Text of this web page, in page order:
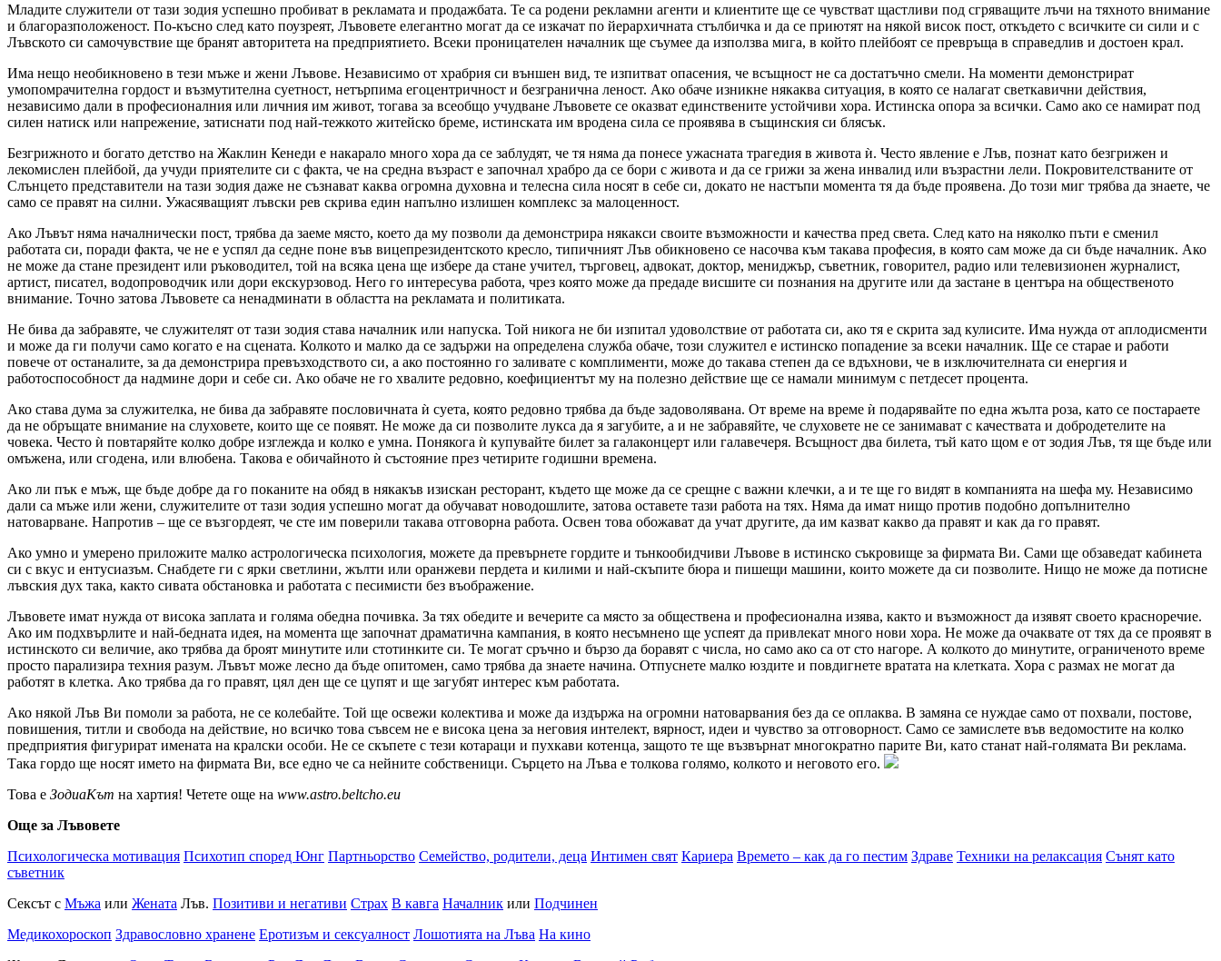
Младите служители от тази зодия успешно пробиват в рекламата и продажбата. Те са родени рекламни агенти и клиентите ще се чувстват щастливи под сгряващите лъчи на тяхното внимание
и благоразположеност. По-късно след като поузреят, Лъвовете елегантно могат да се изкачат по йерархичната стълбичка и да се приютят на някой висок пост, откъдето с всичките си сили и с
Лъвското си самочувствие ще бранят авторитета на предприятието. Всеки проницателен началник ще съумее да използва мига, в който плейбоят се превръща в справедлив и достоен крал.
Има нещо необикновено в тези мъже и жени Лъвове. Независимо от храбрия си външен вид, те изпитват опасения, че всъщност не са достатъчно смели. На моменти демонстрират
умопомрачителна гордост и възмутителна суетност, нетърпима егоцентричност и безгранична леност. Ако обаче изникне някаква ситуация, в която се налагат светкавични действия,
независимо дали в професионалния или личния им живот, тогава за всеобщо учудване Лъвовете се оказват единствените устойчиви хора. Истинска опора за всички. Само ако се намират под
силен натиск или напрежение, затиснати под най-тежкото житейско бреме, истинската им вродена сила се проявява в същинския си блясък.
Безгрижното и богато детство на Жаклин Кенеди е накарало много хора да се заблудят, че тя няма да понесе ужасната трагедия в живота ѝ. Често явление е Лъв, познат като безгрижен и
лекомислен плейбой, да учуди приятелите си с факта, че на средна възраст е започнал храбро да се бори с живота и да се грижи за жена инвалид или възрастни лели. Покровителстваните от
Слънцето представители на тази зодия даже не съзнават каква огромна духовна и телесна сила носят в себе си, докато не настъпи момента тя да бъде проявена. До този миг трябва да знаете, че
само се правят на силни. Ужасяващият лъвски рев скрива един напълно излишен комплекс за малоценност.
Ако Лъвът няма началнически пост, трябва да заеме място, което да му позволи да демонстрира някакси своите възможности и качества пред света. След като на няколко пъти е сменил
работата си, поради факта, че не е успял да седне поне във вицепрезидентското кресло, типичният Лъв обикновено се насочва към такава професия, в която сам може да си бъде началник. Ако
не може да стане президент или ръководител, той на всяка цена ще избере да стане учител, търговец, адвокат, доктор, мениджър, съветник, говорител, радио или телевизионен журналист,
артист, писател, водопроводчик или дори екскурзовод. Него го интересува работа, чрез която може да предаде висшите си познания на другите или да застане в центъра на общественото
внимание. Точно затова Лъвовете са ненадминати в областта на рекламата и политиката.
Не бива да забравяте, че служителят от тази зодия става началник или напуска. Той никога не би изпитал удоволствие от работата си, ако тя е скрита зад кулисите. Има нужда от аплодисменти
и може да ги получи само когато е на сцената. Колкото и малко да се задържи на определена служба обаче, този служител е истинско попадение за всеки началник. Ще се старае и работи
повече от останалите, за да демонстрира превъзходството си, а ако постоянно го заливате с комплименти, може до такава степен да се вдъхнови, че в изключителната си енергия и
работоспособност да надмине дори и себе си. Ако обаче не го хвалите редовно, коефициентът му на полезно действие ще се намали минимум с петдесет процента.
Ако става дума за служителка, не бива да забравяте пословичната ѝ суета, която редовно трябва да бъде задоволявана. От време на време ѝ подарявайте по една жълта роза, като се постараете
да не обръщате внимание на слуховете, които ще се появят. Не може да си позволите лукса да я загубите, а и не забравяйте, че слуховете не се занимават с качествата и добродетелите на
човека. Често ѝ повтаряйте колко добре изглежда и колко е умна. Понякога ѝ купувайте билет за галаконцерт или галавечеря. Всъщност два билета, тъй като щом е от зодия Лъв, тя ще бъде или
омъжена, или сгодена, или влюбена. Такова е обичайното ѝ състояние през четирите годишни времена.
Ако ли пък е мъж, ще бъде добре да го поканите на обяд в някакъв изискан ресторант, където ще може да се срещне с важни клечки, а и те ще го видят в компанията на шефа му. Независимо
дали са мъже или жени, служителите от тази зодия успешно могат да обучават новодошлите, затова оставете тази работа на тях. Няма да имат нищо против подобно допълнително
натоварване. Напротив – ще се възгордеят, че сте им поверили такава отговорна работа. Освен това обожават да учат другите, да им казват какво да правят и как да го правят.
Ако умно и умерено приложите малко астрологическа психология, можете да превърнете гордите и тьнкообидчиви Лъвове в истинско съкровище за фирмата Ви. Сами ще обзаведат кабинета
си с вкус и ентусиазъм. Снабдете ги с ярки светлини, жълти или оранжеви пердета и килими и най-скъпите бюра и пишещи машини, които можете да си позволите. Нищо не може да потисне
лъвския дух така, както сивата обстановка и работата с песимисти без въображение.
Лъвовете имат нужда от висока заплата и голяма обедна почивка. За тях обедите и вечерите са място за обществена и професионална изява, както и възможност да изявят своето красноречие.
Ако им подхвърлите и най-бедната идея, на момента ще започнат драматична кампания, в която несъмнено ще успеят да привлекат много нови хора. Не може да очаквате от тях да се проявят в
истинското си величие, ако трябва да броят минутите или стотинките си. Те могат сръчно и бързо да боравят с числа, но само ако са от сто нагоре. А колкото до минутите, ограниченото време
просто парализира техния разум. Лъвът може лесно да бъде опитомен, само трябва да знаете начина. Отпуснете малко юздите и повдигнете вратата на клетката. Хора с размах не могат да
работят в клетка. Ако трябва да го правят, цял ден ще се цупят и ще загубят интерес към работата.
Ако някой Лъв Ви помоли за работа, не се колебайте. Той ще освежи колектива и може да издържа на огромни натоварвания без да се оплаква. В замяна се нуждае само от похвали, постове,
повишения, титли и свобода на действие, но всичко това съвсем не е висока цена за неговия интелект, вярност, идеи и чувство за отговорност. Само се замислете във ведомостите на колко
предприятия фигурират имената на кралски особи. Не се скъпете с тези котараци и пухкави котенца, защото те ще възвърнат многократно парите Ви, като станат най-голямата Ви реклама.
Така гордо ще носят името на фирмата Ви, все едно че са нейните собственици. Сърцето на Лъва е толкова голямо, колкото и неговото его.
Това е ЗодиаКът на хартия! Четете още на www.astro.beltcho.eu
Още за Лъвовете
Психологическа мотивация Психотип според Юнг Партньорство Семейство, родители, деца Интимен свят Кариера Времето – как да го пестим Здраве Техники на релаксация Сънят като
съветник
Сексът с Мъжа или Жената Лъв. Позитиви и негативи Страх В кавга Началник или Подчинен
Медикохороскоп Здравословно хранене Еротизъм и сексуалност Лошотията на Лъва На кино